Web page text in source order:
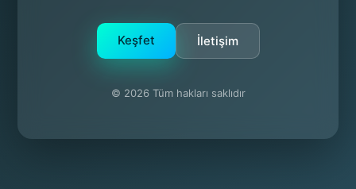
Keşfet İletişim
© 2026 Tüm hakları saklıdır